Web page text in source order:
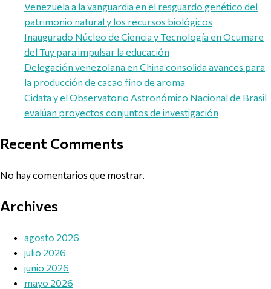
Venezuela a la vanguardia en el resguardo genético del
patrimonio natural y los recursos biológicos
Inaugurado Núcleo de Ciencia y Tecnología en Ocumare
del Tuy para impulsar la educación
Delegación venezolana en China consolida avances para
la producción de cacao fino de aroma
Cidata y el Observatorio Astronómico Nacional de Brasil
evalúan proyectos conjuntos de investigación
Recent Comments
No hay comentarios que mostrar.
Archives
agosto 2026
julio 2026
junio 2026
mayo 2026